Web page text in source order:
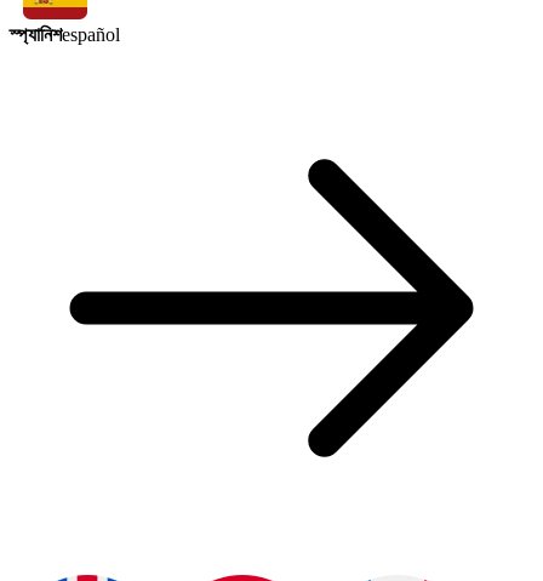
স্প্যানিশespañol